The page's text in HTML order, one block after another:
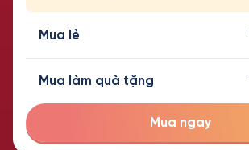
Mua lẻ
Mua làm quà tặng
Mua ngay